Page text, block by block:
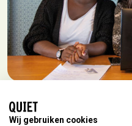
Wij gebruiken cookies